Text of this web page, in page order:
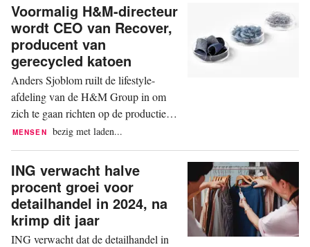
gaat fulltime aan de slag als coach voor
vrouwelijke makers, vertelt ze aan
FashionUnited. Ze is nog op zoek naar
iemand...
Voormalig H&M-directeur
wordt CEO van Recover,
producent van
gerecycled katoen
Anders Sjoblom ruilt de lifestyle-
afdeling van de H&M Group in om
zich te gaan richten op de productie
van gerecyclede materialen. Hij wordt
katoenvezels maakt van gebruikte
kleding en afval uit de textielindustrie.
Dat is te lezen in een persbericht van
Recover. Sjoblom begint bij Recover
op 1 januari 2024....
MENSEN bezig met laden...
ING verwacht halve
procent groei voor
detailhandel in 2024, na
krimp dit jaar
ING verwacht dat de detailhandel in